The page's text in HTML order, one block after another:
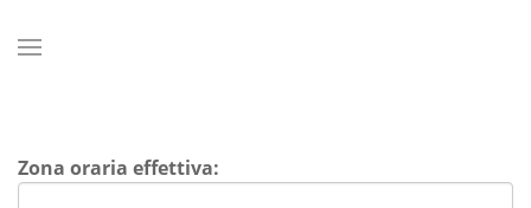
Zona oraria effettiva: